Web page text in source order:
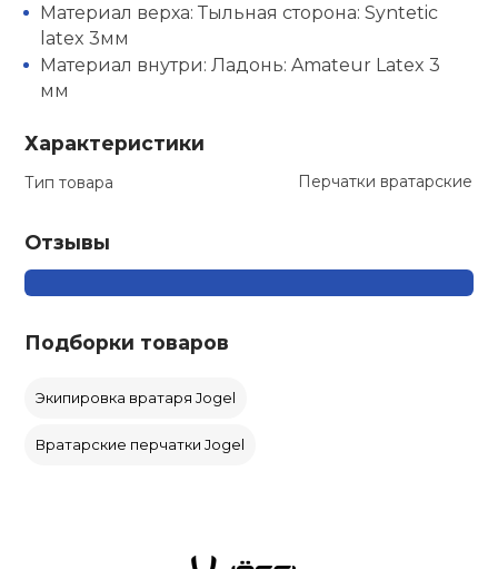
Материал верха: Тыльная сторона: Syntetic
latex 3мм
Материал внутри: Ладонь: Amateur Latex 3
мм
Характеристики
Тип товара Перчатки вратарские
Отзывы
Подборки товаров
Экипировка вратаря Jogel
Вратарские перчатки Jogel